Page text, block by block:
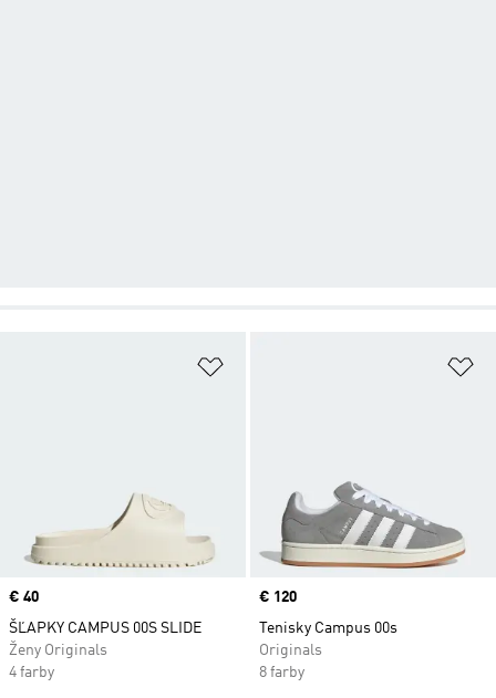
Pridať do zoznamu želaných
Price
€ 40
ŠĽAPKY CAMPUS 00S SLIDE
Ženy Originals
4 farby
Price
€ 120
Tenisky Campus 00s
Originals
8 farby